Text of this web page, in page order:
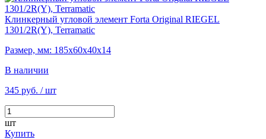
Клинкерный угловой элемент Forta Original RIEGEL
1301/2R(Y), Terramatic
Размер, мм: 185х60х40х14
В наличии
345 руб. / шт
шт
Купить